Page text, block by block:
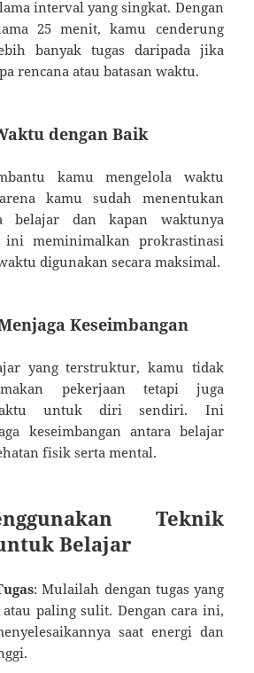
interval yang singkat. Dengan
25 menit, kamu cenderung
banyak tugas daripada jika
rencana atau batasan waktu.
dengan Baik
kamu mengelola waktu
kamu sudah menentukan
belajar dan kapan waktunya
meminimalkan prokrastinasi
digunakan secara maksimal.
Keseimbangan
yang terstruktur, kamu tidak
pekerjaan tetapi juga
untuk diri sendiri. Ini
keseimbangan antara belajar
fisik serta mental.
Teknik
Belajar
: Mulailah dengan tugas yang
paling sulit. Dengan cara ini,
saat energi dan